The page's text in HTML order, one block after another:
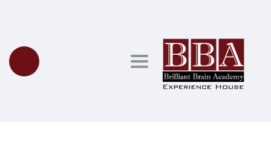
Toggle navigation